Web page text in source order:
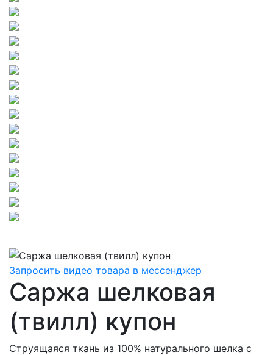
Запросить видео товара в мессенджер
Саржа шелковая
(твилл) купон
Струящаяся ткань из 100% натурального шелка с